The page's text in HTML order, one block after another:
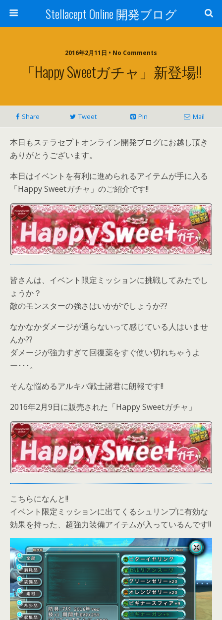
Stellacept Online 開発ブログ
2016年2月11日 • No Comments
「Happy Sweetガチャ」新登場!!
Share Tweet Pin Mail
本日もステラセプトオンライン開発ブログにお越し頂き
ありがとうございます。
本日はイベントを有利に進められるアイテムが手に入る
「Happy Sweetガチャ」のご紹介です!!
皆さんは、イベント限定ミッションに挑戦してみたでし
ょうか？
敵のモンスターの強さはいかがでしょうか??
なかなかダメージが通らないって感じている人はいませ
んか??
ダメージが強力すぎて回復薬をすぐ使い切れちゃうよ
ー･･･。
そんな悩めるアルキバ戦士諸君に朗報です!!
2016年2月9日に販売された「Happy Sweetガチャ」
こちらになんと!!
イベント限定ミッションに出てくるシュリンプに有効な
効果を持った、超強力装備アイテムが入っているんです!!